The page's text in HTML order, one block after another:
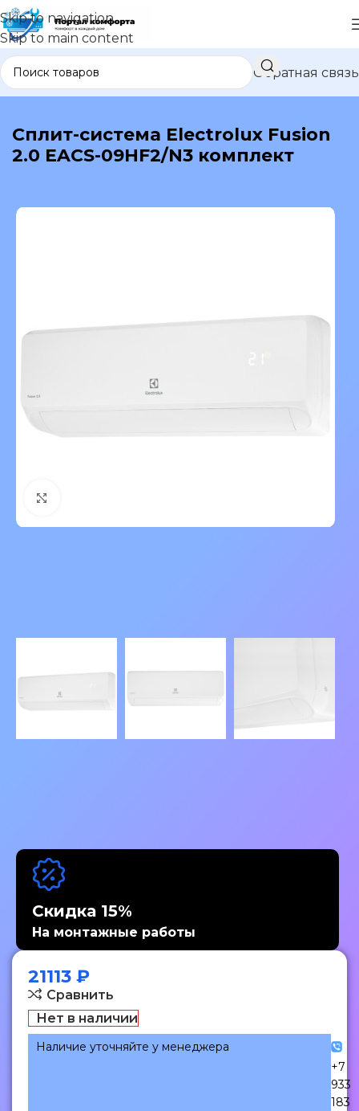
Skip to navigation
Skip to main content
Обратная связь
В каталог
Сплит-система Electrolux Fusion
2.0 EACS-09HF2/N3 комплект
Скидка 15%
На монтажные работы
21113 ₽
Сравнить
Нет в наличии
Наличие уточняйте у менеджера
+7
933
183